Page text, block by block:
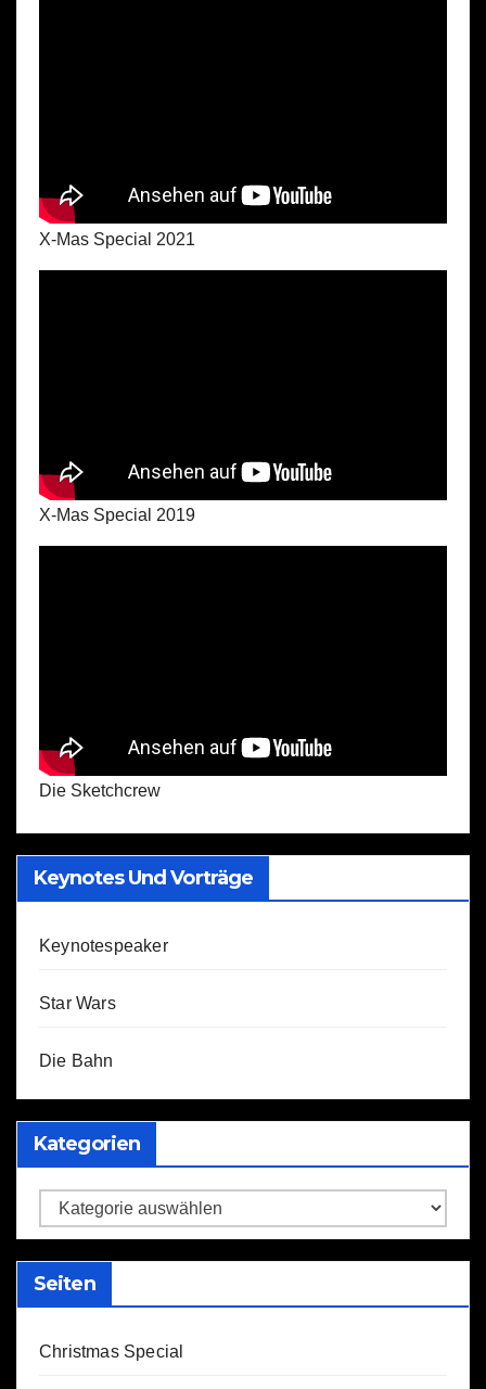
X-Mas Special 2021
X-Mas Special 2019
Die Sketchcrew
Keynotes Und Vorträge
Keynotespeaker
Star Wars
Die Bahn
Kategorien
Kategorien
Seiten
Christmas Special